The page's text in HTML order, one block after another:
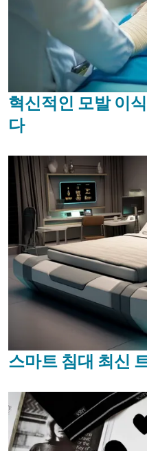
혁신적인 모발 이
다
스마트 침대 최신